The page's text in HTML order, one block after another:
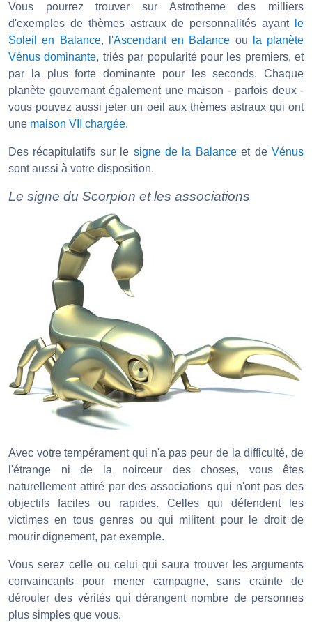
Vous pourrez trouver sur Astrotheme des milliers
d'exemples de thèmes astraux de personnalités ayant
le
Soleil en Balance, l'Ascendant en Balance ou
la planète
Vénus dominante, triés par popularité pour les premiers, et
par la plus forte dominante pour les seconds. Chaque
planète gouvernant également une maison - parfois deux -
vous pouvez aussi jeter un oeil aux thèmes astraux qui ont
une maison VII chargée.
Des récapitulatifs sur le signe de la Balanceet deVénus
sont aussi à votre disposition.
Le signe du Scorpion et les associations
Avec votre tempérament qui n'a pas peur de la difficulté, de
l'étrange ni de la noirceur des choses, vous êtes
naturellement attiré par des associations qui n'ont pas des
objectifs faciles ou rapides. Celles qui défendent les
victimes en tous genres ou qui militent pour le droit de
mourir dignement, par exemple.
Vous serez celle ou celui qui saura trouver les arguments
convaincants pour mener campagne, sans crainte de
dérouler des vérités qui dérangent nombre de personnes
plus simples que vous.